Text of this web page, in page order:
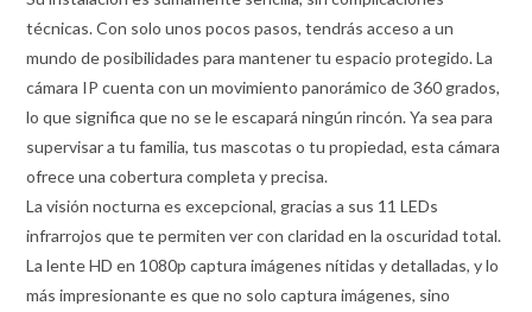
técnicas. Con solo unos pocos pasos, tendrás acceso a un
mundo de posibilidades para mantener tu espacio protegido. La
cámara IP cuenta con un movimiento panorámico de 360 grados,
lo que significa que no se le escapará ningún rincón. Ya sea para
supervisar a tu familia, tus mascotas o tu propiedad, esta cámara
ofrece una cobertura completa y precisa.
La visión nocturna es excepcional, gracias a sus 11 LEDs
infrarrojos que te permiten ver con claridad en la oscuridad total.
La lente HD en 1080p captura imágenes nítidas y detalladas, y lo
más impresionante es que no solo captura imágenes, sino